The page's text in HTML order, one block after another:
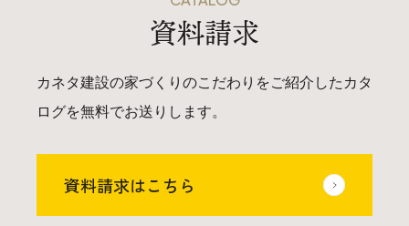
資料請求
カネタ建設の家づくりのこだわりをご紹介したカタ
ログを無料でお送りします。
資料請求はこちら